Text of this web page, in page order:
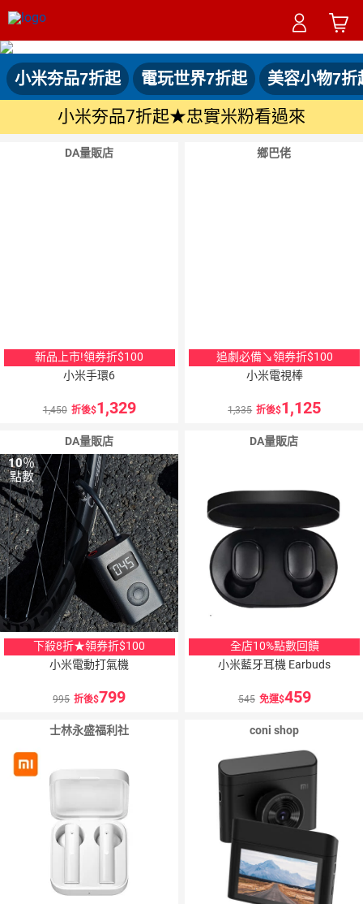
領取優惠券
小米夯品7折起 電玩世界7折起 美容小物7折
小米夯品7折起★忠實米粉看過來
DA量販店
新品上市!領券折$100
小米手環6
1,450 折後 1,329
鄉巴佬
追劇必備↘領券折$100
小米電視棒
1,335 折後 1,125
DA量販店
10％
點數
下殺8折★領券折$100
小米電動打氣機
995 折後 799
DA量販店
全店10%點數回饋
小米藍牙耳機 Earbuds
545 免運 459
士林永盛福利社 coni shop